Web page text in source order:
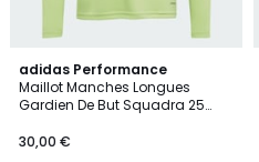
adidas Performance
Maillot Manches Longues
Gardien De But Squadra 25
Longues Gardien De But
30,00 €
5
/
5
2
Couleurs